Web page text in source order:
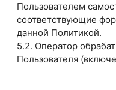
Пользователем
соответствующие
данной Политикой.
5.2. Оператор
Пользователя